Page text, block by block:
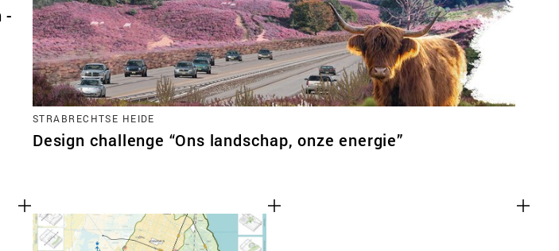
-
STRABRECHTSE HEIDE
Design challenge “Ons landschap, onze energie”